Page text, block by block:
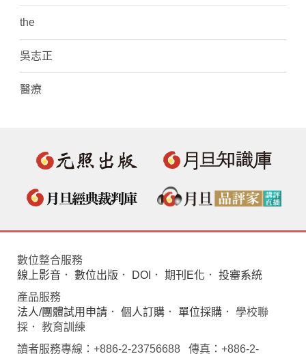
the
吳志正
醫療
數位整合服務
線上影音 ． 數位出版 ． DOI ． 期刊E化 ． 投審系統
產品服務
法人/團體試用申請 ． 個人訂購 ． 單位採購 ． 學校聯
採． 教育訓練
讀者服務專線：+886-2-23756688 傳真：+886-2-